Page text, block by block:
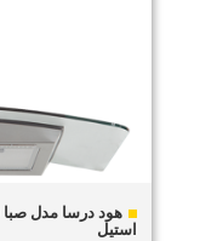
استیل